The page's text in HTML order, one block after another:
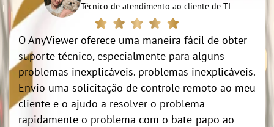
Técnico de atendimento ao cliente de TI
O AnyViewer oferece uma maneira fácil de obter
suporte técnico, especialmente para alguns
problemas inexplicáveis. problemas inexplicáveis.
Envio uma solicitação de controle remoto ao meu
cliente e o ajudo a resolver o problema
rapidamente o problema com o bate-papo ao